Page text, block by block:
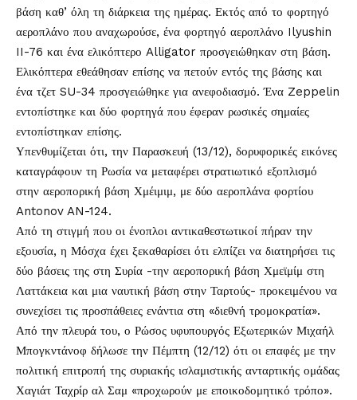
βάση καθ’ όλη τη διάρκεια της ημέρας. Εκτός από το φορτηγό
αεροπλάνο που αναχωρούσε, ένα φορτηγό αεροπλάνο Ilyushin
II-76 και ένα ελικόπτερο Alligator προσγειώθηκαν στη βάση.
Ελικόπτερα εθεάθησαν επίσης να πετούν εντός της βάσης και
ένα τζετ SU-34 προσγειώθηκε για ανεφοδιασμό. Ένα Zeppelin
εντοπίστηκε και δύο φορτηγά που έφεραν ρωσικές σημαίες
εντοπίστηκαν επίσης.
Υπενθυμίζεται ότι, την Παρασκευή (13/12), δορυφορικές εικόνες
καταγράφουν τη Ρωσία να μεταφέρει στρατιωτικό εξοπλισμό
στην αεροπορική βάση Χμέιμιμ, με δύο αεροπλάνα φορτίου
Antonov AN-124.
Από τη στιγμή που οι ένοπλοι αντικαθεστωτικοί πήραν την
εξουσία, η Μόσχα έχει ξεκαθαρίσει ότι ελπίζει να διατηρήσει τις
δύο βάσεις της στη Συρία -την αεροπορική βάση Χμεϊμίμ στη
Λαττάκεια και μια ναυτική βάση στην Ταρτούς- προκειμένου να
συνεχίσει τις προσπάθειες ενάντια στη «διεθνή τρομοκρατία».
Από την πλευρά του, ο Ρώσος υφυπουργός Εξωτερικών Μιχαήλ
Μπογκντάνοφ δήλωσε την Πέμπτη (12/12) ότι οι επαφές με την
πολιτική επιτροπή της συριακής ισλαμιστικής ανταρτικής ομάδας
Χαγιάτ Ταχρίρ αλ Σαμ «προχωρούν με εποικοδομητικό τρόπο».